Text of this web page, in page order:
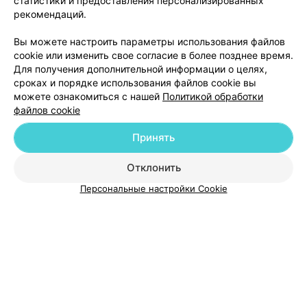
делся. Подологи даже пост написали про это лечение.
Хорошо, что пошла на чистку ногтя , спустя три месяца
дерматолога. Наконец то мои мучения закончились.
Добавить специалиста
О проекте Новости проекта
Размещение рекламы
Медицинский маркетинг
Публичный договор
Пользовательское соглашение
Способы оплаты
рекомендаций.
Вы можете настроить параметры использования файлов
cookie или изменить свое согласие в более позднее время.
Для получения дополнительной информации о целях,
сроках и порядке использования файлов cookie вы
можете ознакомиться с нашей Политикой обработки
файлов cookie
Отклонить
Принять
Персональные настройки Cookie